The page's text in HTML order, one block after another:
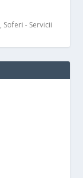
, Soferi - Servicii